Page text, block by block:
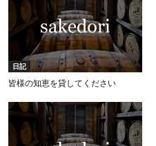
日記
皆様の知恵を貸してください